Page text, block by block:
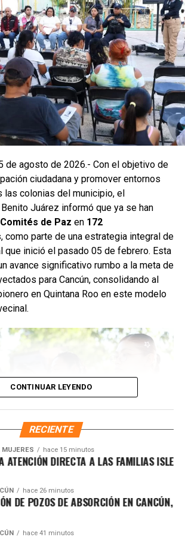
200 se edificaron dos pozos sobre la
de Chunchucmil, mientras que en la
se construyó uno más en la
avenidas Hacienda de Chunchucmil y
Estas acciones forman parte de
que incluye trabajos en las
94, 95, 96, 99, 100, 101, 102, 105, 251,
labores permanentes de prevención,
desazolves en pozos de absorción
213 y 235, donde personal de
retiró basura vegetal, tierra y otros
el flujo pluvial. En la
se complementó la jornada con una
para evitar la formación de
y promover la correcta
electrodomésticos y llantas.
Agencia de Noticias
de agosto de 2026.- Con el objetivo de
ciudadana y promover entornos
las colonias del municipio, el
Juárez informó que ya se han
de Paz en 172
, como parte de una estrategia integral de
que inició el pasado 05 de febrero. Esta
avance significativo rumbo a la meta de
para Cancún, consolidando al
en Quintana Roo en este modelo
los comités han permitido que
gestionen mejoras en temas
servicios públicos
CONTINUAR LEYENDO
RECIENTE
MUJERES hace 15 minutos
DIRECTA A LAS FAMILIAS ISLEÑAS
hace 26 minutos
POZOS DE ABSORCIÓN EN CANCÚN, EN
hace 41 minutos